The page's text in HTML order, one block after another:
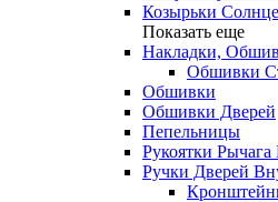
Козырьки
Показать еще
Накладки,
Обшивки
Обшивки
Обшивки Дверей
Пепельницы
Рукоятки
Ручки Дверей